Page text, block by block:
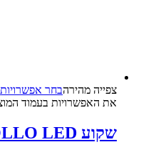
צפייה‬ ‫מהירה‬בחר אפשרויות
את האפשרויות בעמוד
שקוע APOLLO LED מרובע לתקרת גבס